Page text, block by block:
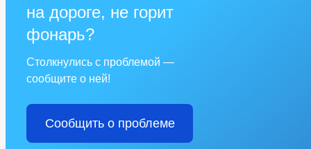
на дороге, не горит
фонарь?
Столкнулись с проблемой —
сообщите о ней!
Сообщить о проблеме